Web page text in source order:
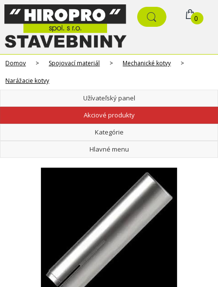
0
Domov > Spojovací materiál > Mechanické kotvy >
Narážacie kotvy
Užívateľský panel
Akciové produkty
Kategórie
Hlavné menu